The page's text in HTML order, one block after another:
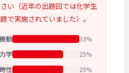
い（近年の出題回では化学生
で実施されていました）。
動 33%
学 25%
性 25%